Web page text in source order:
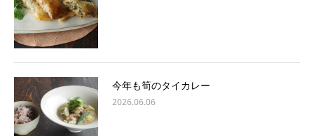
今年も筍のタイカレー
2026.06.06